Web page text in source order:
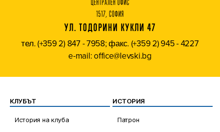
ЦЕНТРАЛЕН ОФИС
1517, СОФИЯ
УЛ. ТОДОРИНИ КУКЛИ 47
тел. (+359 2) 847 - 7958; факс. (+359 2) 945 - 4227
e-mail: office@levski.bg
КЛУБЪТ
История на клуба
ИСТОРИЯ
Патрон